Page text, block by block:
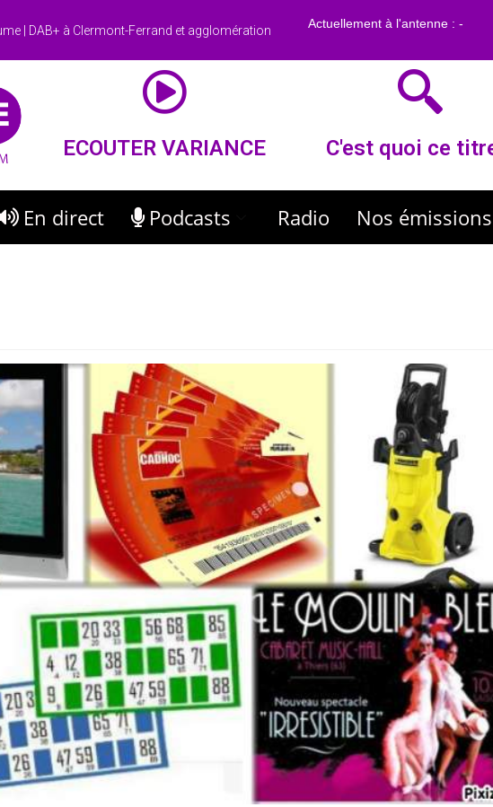
| DAB+ à Clermont-Ferrand et agglomération
ECOUTER VARIANCE C'est quoi ce
En direct Podcasts Radio Nos émissions